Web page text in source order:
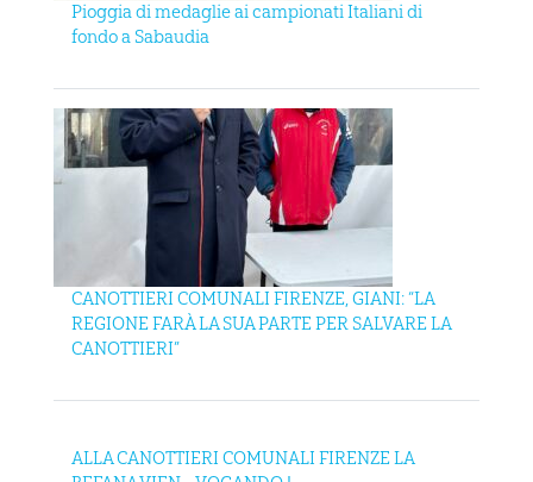
Pioggia di medaglie ai campionati Italiani di
fondo a Sabaudia
CANOTTIERI COMUNALI FIRENZE, GIANI: “LA
REGIONE FARÀ LA SUA PARTE PER SALVARE LA
CANOTTIERI”
ALLA CANOTTIERI COMUNALI FIRENZE LA